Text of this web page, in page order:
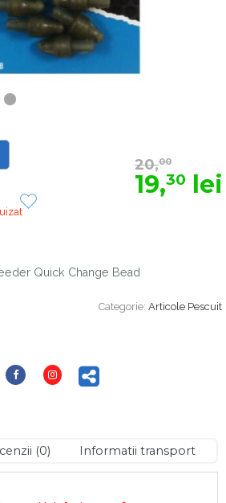
Categorie: Articole Pescuit
20,00
19,30 lei
Quick Change Bead
(0) Informatii transport